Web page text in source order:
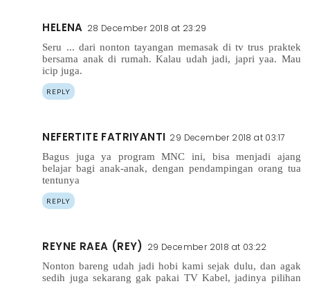
HELENA 28 December 2018 at 23:29
Seru ... dari nonton tayangan memasak di tv trus praktek
bersama anak di rumah. Kalau udah jadi, japri yaa. Mau
icip juga.
REPLY
NEFERTITE FATRIYANTI 29 December 2018 at 03:17
Bagus juga ya program MNC ini, bisa menjadi ajang
belajar bagi anak-anak, dengan pendampingan orang tua
tentunya
REPLY
REYNE RAEA (REY) 29 December 2018 at 03:22
Nonton bareng udah jadi hobi kami sejak dulu, dan agak
sedih juga sekarang gak pakai TV Kabel, jadinya pilihan